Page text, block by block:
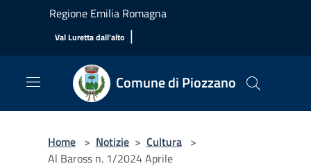
Salta al contenuto principale
Regione Emilia Romagna
Val Luretta dall'alto |
Comune di Piozzano
Home > Notizie > Cultura >
Al Baross n. 1/2024 Aprile